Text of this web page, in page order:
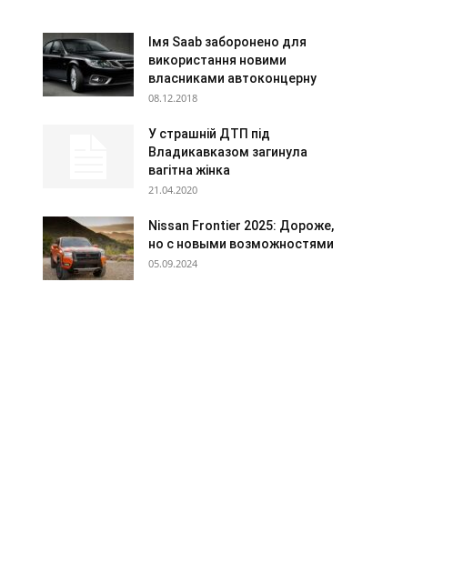
Імя Saab заборонено для
використання новими
власниками автоконцерну
08.12.2018
У страшній ДТП під
Владикавказом загинула
вагітна жінка
21.04.2020
Nissan Frontier 2025: Дороже,
но с новыми возможностями
05.09.2024